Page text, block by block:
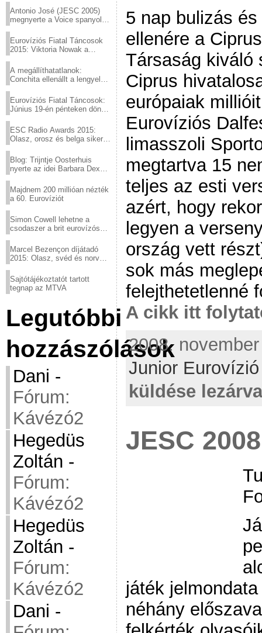
Antonio José (JESC 2005)
megnyerte a Voice spanyol
Eurovíziós Fiatal Táncosok
2015: Viktoria Nowak a
A megállíthatatlanok:
Conchita ellenállt a lengyel
Eurovíziós Fiatal Táncosok:
Június 19-én pénteken döntő
ESC Radio Awards 2015:
Olasz, orosz és belga siker,
Blog: Trijntje Oosterhuis
nyerte az idei Barbara Dex
Majdnem 200 millióan nézték
a 60. Eurovíziót
Simon Cowell lehetne a
csodaszer a brit eurovízós
Marcel Bezençon díjátadó
2015: Olasz, svéd és norvég
Sajtótájékoztatót tartott
tegnap az MTVA
Legutóbbi
hozzászólások
Dani -
Fórum:
Kávézó2
Hegedüs
Zoltán -
Fórum:
Kávézó2
Hegedüs
Zoltán -
Fórum:
Kávézó2
Dani -
5 nap bulizás
ellenére a
Társaság kiváló
Ciprus
európaiak
Eurovíziós
limasszoli
megtartva 15
teljes az esti
azért, hogy
legyen a
ország vett
sok más
felejthetetlenné
A cikk itt
2008.
Junior
küldése lezárva
JESC
játék
néhány